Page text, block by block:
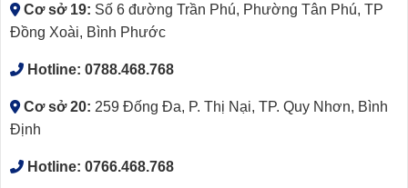
Cơ sở 19: Số 6 đường Trần Phú, Phường Tân Phú, TP
Đồng Xoài, Bình Phước
Hotline: 0788.468.768
Cơ sở 20: 259 Đống Đa, P. Thị Nại, TP. Quy Nhơn, Bình
Định
Hotline: 0766.468.768